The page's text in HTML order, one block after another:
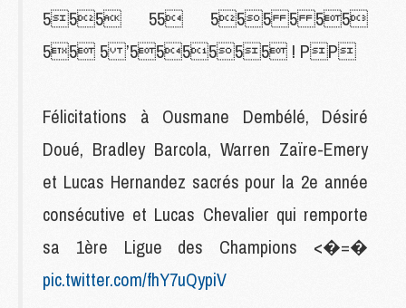
555 55 555 5 55
55 5 ’555555 ! PP
Félicitations à Ousmane Dembélé, Désiré
Doué, Bradley Barcola, Warren Zaïre-Emery
et Lucas Hernandez sacrés pour la 2e année
consécutive et Lucas Chevalier qui remporte
sa 1ère Ligue des Champions <�=�
pic.twitter.com/fhY7uQypiV